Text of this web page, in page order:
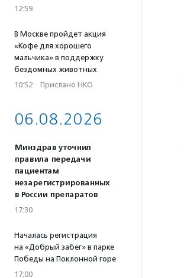
12:59
В Москве пройдет акция
«Кофе для хорошего
мальчика» в поддержку
бездомных животных
10:52 · Прислано НКО
06.08.2026
Минздрав уточнил
правила передачи
пациентам
незарегистрированных
в России препаратов
17:30
Началась регистрация
на «Добрый забег» в парке
Победы на Поклонной горе
17:00